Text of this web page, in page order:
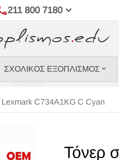
211 800 7180
ΣΧΟΛΙΚΟΣ ΕΞΟΠΛΙΣΜΟΣ
Lexmark C734A1KG C Cyan
Τόνερ